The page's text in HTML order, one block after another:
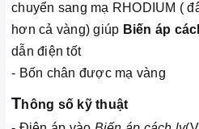
chuyển sang mạ RHODIUM (
hơn cả vàng) giúp Biến áp
dẫn điện tốt
- Bốn chân được mạ vàng
Thông số kỹ thuật